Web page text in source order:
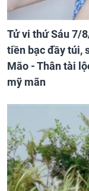
Tử vi thứ Sáu 7/
tiền bạc đầy túi,
Mão - Thân tài
mỹ mãn